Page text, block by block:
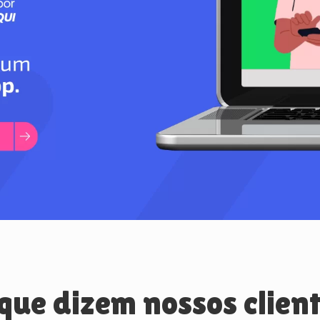
dizem nossos